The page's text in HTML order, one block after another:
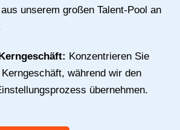
unserem großen Talent-Pool an
Konzentrieren Sie
während wir den
übernehmen.